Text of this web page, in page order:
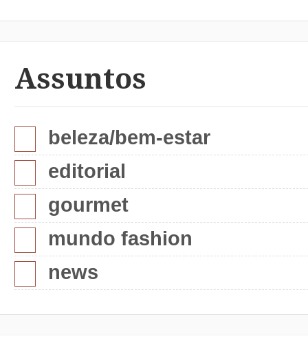
Assuntos
beleza/bem-estar
editorial
gourmet
mundo fashion
news